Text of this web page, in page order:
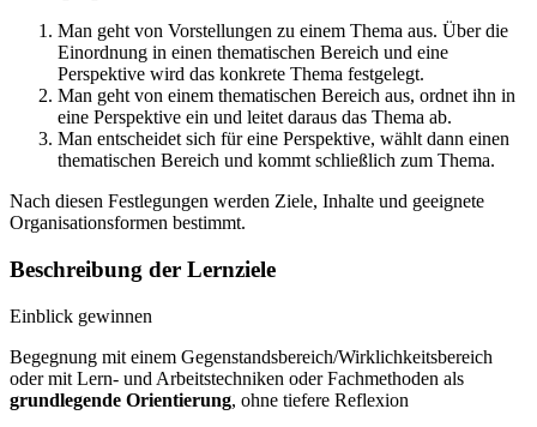
Man geht von Vorstellungen zu einem Thema aus. Über die
Einordnung in einen thematischen Bereich und eine
Perspektive wird das konkrete Thema festgelegt.
Man geht von einem thematischen Bereich aus, ordnet ihn in
eine Perspektive ein und leitet daraus das Thema ab.
Man entscheidet sich für eine Perspektive, wählt dann einen
thematischen Bereich und kommt schließlich zum Thema.
Nach diesen Festlegungen werden Ziele, Inhalte und geeignete
Organisationsformen bestimmt.
Beschreibung der Lernziele
Einblick gewinnen
Begegnung mit einem Gegenstandsbereich/Wirklichkeitsbereich
oder mit Lern- und Arbeitstechniken oder Fachmethoden als
grundlegende Orientierung, ohne tiefere Reflexion